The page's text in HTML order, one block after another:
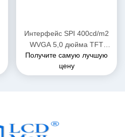
Интерфейс SPI 400cd/m2
WVGA 5,0 дюйма TFT
Serial Port Screen
совместим с
Windows/Linux/Raspberry Pi
Получите самую лучшую
цену